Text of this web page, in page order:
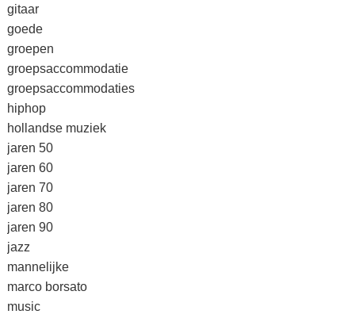
gitaar
goede
groepen
groepsaccommodatie
groepsaccommodaties
hiphop
hollandse muziek
jaren 50
jaren 60
jaren 70
jaren 80
jaren 90
jazz
mannelijke
marco borsato
music